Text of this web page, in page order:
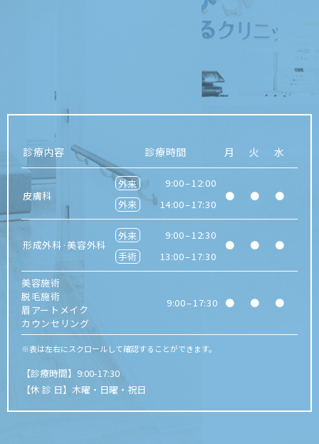
診療内容 診療時間 月 火 水
皮膚科
9:00–12:00
14:00–17:30
● ● ●
形成外科·美容外科
9:00–12:30
13:00–17:30
● ● ●
美容施術
脱毛施術
眉アートメイク
カウンセリング
9:00–17:30 ● ● ●
※表は左右にスクロールして確認することができます。
【診療時間】9:00-17:30
【休 診 日】木曜・日曜・祝日